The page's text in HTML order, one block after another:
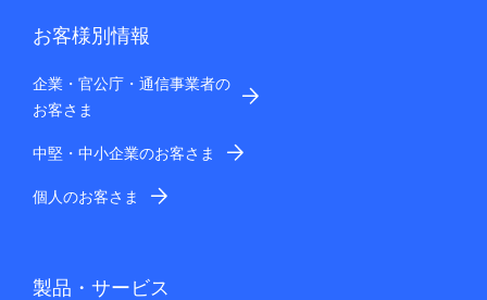
お客様別情報
企業・官公庁・通信事業者の
お客さま
中堅・中小企業のお客さま
個人のお客さま
製品・サービス